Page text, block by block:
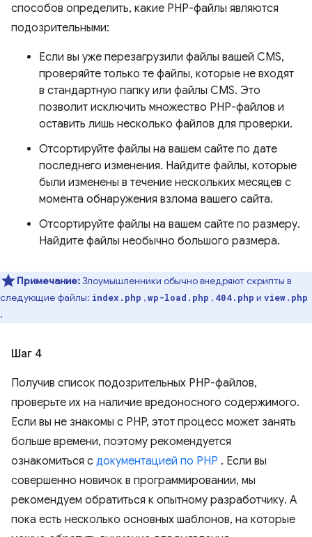
способов определить, какие PHP-файлы являются
подозрительными:
Если вы уже перезагрузили файлы вашей CMS,
проверяйте только те файлы, которые не входят
в стандартную папку или файлы CMS. Это
позволит исключить множество PHP-файлов и
оставить лишь несколько файлов для проверки.
Отсортируйте файлы на вашем сайте по дате
последнего изменения. Найдите файлы, которые
были изменены в течение нескольких месяцев с
момента обнаружения взлома вашего сайта.
Отсортируйте файлы на вашем сайте по размеру.
Найдите файлы необычно большого размера.
Примечание:Злоумышленники обычно внедряют скрипты в
следующие файлы: index.php ,wp-load.php , 404.php и view.php
.
Шаг 4
Получив список подозрительных PHP-файлов,
проверьте их на наличие вредоносного содержимого.
Если вы не знакомы с PHP, этот процесс может занять
больше времени, поэтому рекомендуется
ознакомиться с документацией по PHP . Если вы
совершенно новичок в программировании, мы
рекомендуем обратиться к опытному разработчику. А
пока есть несколько основных шаблонов, на которые